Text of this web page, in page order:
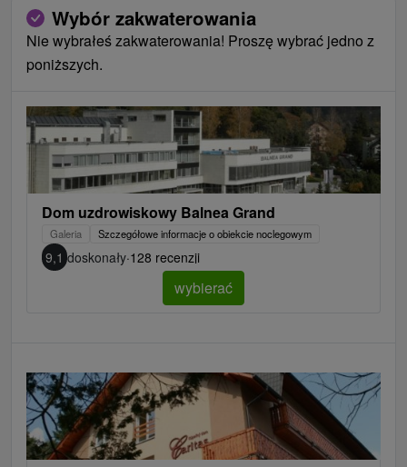
Wybór zakwaterowania
Nie wybrałeś zakwaterowania! Proszę wybrać jedno z
poniższych.
Dom uzdrowiskowy Balnea Grand
Galeria Szczegółowe informacje o obiekcie noclegowym
9,1 doskonały·128 recenzji
wybierać